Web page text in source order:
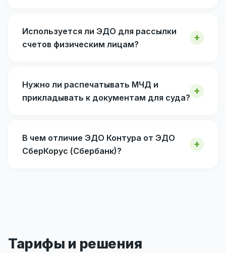
Используется ли ЭДО для рассылки
счетов физическим лицам?
Нужно ли распечатывать МЧД и
прикладывать к документам для суда?
В чем отличие ЭДО Контура от ЭДО
СберКорус (Сбербанк)?
Тарифы и решения